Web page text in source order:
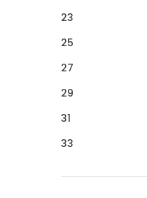
23
25
27
29
31
33